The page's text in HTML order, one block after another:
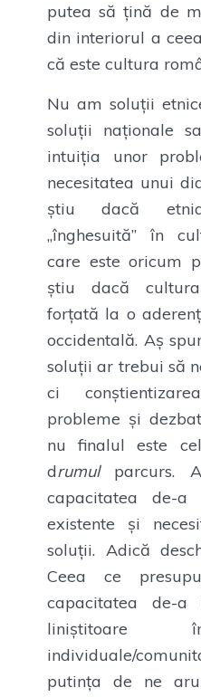
putea să țină de
din interiorul a
că este cultura
Nu am soluții
soluții naționale
intuiția unor
necesitatea unui
știu dacă
„înghesuită” în
care este oricum
știu dacă
forțată la o
occidentală. Aș
soluții ar trebui să
ci
probleme și
nu finalul este
drumulparcurs.
capacitatea de-a
existente și
soluții. Adică
Ceea ce
capacitatea de-a
liniștitoare
individuale/
putința de ne